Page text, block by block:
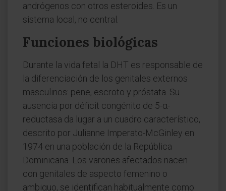
andrógenos con otros esteroides. Es un
sistema local, no central.
Funciones biológicas
Durante la vida fetal la DHT es responsable de
la diferenciación de los genitales externos
masculinos: pene, escroto y próstata. Su
ausencia por déficit congénito de 5-α-
reductasa da lugar a un cuadro característico,
descrito por Julianne Imperato-McGinley en
1974 en una población de la República
Dominicana. Los varones afectados nacen
con genitales de aspecto femenino o
ambiguo, se identifican habitualmente como